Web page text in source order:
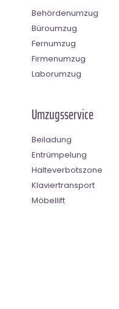
Behördenumzug
Büroumzug
Fernumzug
Firmenumzug
Laborumzug
Umzugsservice
Beiladung
Entrümpelung
Halteverbotszone
Klaviertransport
Möbellift